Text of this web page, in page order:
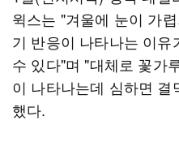
윅스는 "겨울에 눈이 가
기 반응이 나타나는 이
수 있다"며 "대체로 꽃가
이 나타나는데 심하면 결
했다.